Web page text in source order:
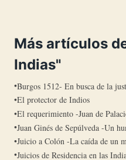
Más artículos
Indias"
Burgos 1512- En busca de la
El protector de Indios
El requerimiento -Juan de
Juan Ginés de Sepúlveda -Un
Juicio a Colón -La caída de un
Juicios de Residencia en las